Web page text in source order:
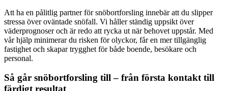
Att ha en pålitlig partner för snöbortforsling innebär att du slipper
stressa över oväntade snöfall. Vi håller ständig uppsikt över
väderprognoser och är redo att rycka ut när behovet uppstår. Med
vår hjälp minimerar du risken för olyckor, får en mer tillgänglig
fastighet och skapar trygghet för både boende, besökare och
personal.
Så går snöbortforsling till – från första kontakt till